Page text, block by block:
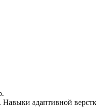
Навыки адаптивной